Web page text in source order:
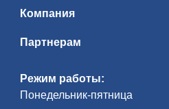
Режим работы:
Понедельник-пятница
Компания
Партнерам